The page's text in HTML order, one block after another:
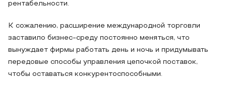
рентабельности.
К сожалению, расширение международной торговли
заставило бизнес-среду постоянно меняться, что
вынуждает фирмы работать день и ночь и придумывать
передовые способы управления цепочкой поставок,
чтобы оставаться конкурентоспособными.